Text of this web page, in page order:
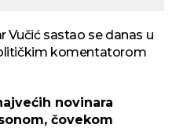
Vučić sastao se danas u
komentatorom
novinara
čovekom